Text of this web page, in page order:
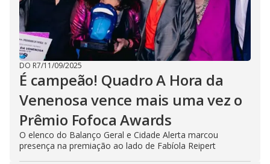
DO R7/11/09/2025
É campeão! Quadro A Hora da
Venenosa vence mais uma vez o
Prêmio Fofoca Awards
O elenco do Balanço Geral e Cidade Alerta marcou
presença na premiação ao lado de Fabíola Reipert